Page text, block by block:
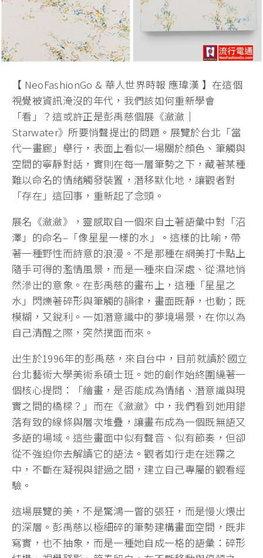
【 NeoFashionGo & 華人世界時報 應瑋漢 】在這個
視覺被資訊淹沒的年代，我們該如何重新學會
「看」？這或許正是彭禹慈個展《瀲瀲｜
Starwater》所要悄聲提出的問題。展覽於台北「當
代一畫廊」舉行，表面上看似一場關於顏色、筆觸與
空間的寧靜對話，實則在每一層筆勢之下，藏著某種
難以命名的情緒觸發裝置，潛移默化地，讓觀者對
「存在」這回事，重新起了念頭。
展名《瀲瀲》，靈感取自一個來自土著語彙中對「沼
澤」的命名–「像星星一樣的水」。這樣的比喻，帶
著一種野性而詩意的浪漫。不是那種在網美打卡點上
隨手可得的濫情風景，而是一種來自深處、從濕地悄
然滲出的意象。在彭禹慈的畫布上，這種「星星之
水」閃爍著碎形與筆觸的韻律，畫面既靜，也動；既
模糊，又銳利。一如潛意識中的夢境場景，在你以為
自己清醒之際，突然撲面而來。
出生於1996年的彭禹慈，來自台中，目前就讀於國立
台北藝術大學美術系碩士班。她的創作始終圍繞著一
個核心提問：「繪畫，是否能成為情緒、潛意識與現
實之間的橋樑？」而在《瀲瀲》中，我們看到她用錯
落有致的線條與層次堆疊，讓畫布成為一個既無語又
多語的場域。這些畫面中似有聲音、似有節奏，但卻
從不強迫你去解讀它的語法。觀者如行走在迷霧之
中，不斷在凝視與錯過之間，建立自己專屬的觀看經
驗。
這場展覽的美，不是驚鴻一瞥的張狂，而是慢火煨出
的深層。彭禹慈以極細碎的筆勢建構畫面空間，既非
寫實，也不抽象，而是一種她自成一格的語彙：碎形